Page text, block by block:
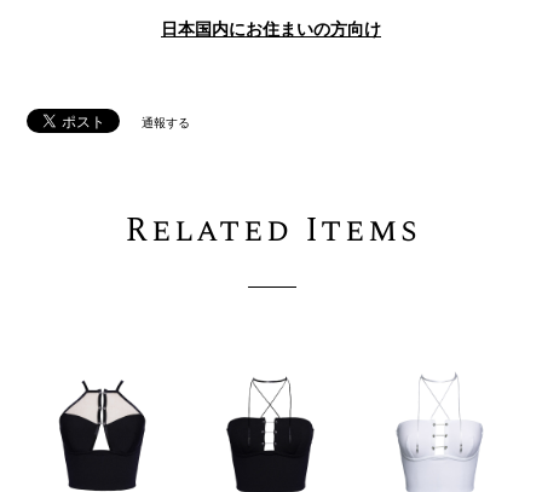
日本国内にお住まいの方向け
通報する
Related Items